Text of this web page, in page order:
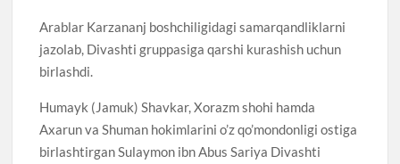
Arablar Karzananj boshchiligidagi samarqandliklarni
jazolab, Divashti gruppasiga qarshi kurashish uchun
birlashdi.
Humayk (Jamuk) Shavkar, Xorazm shohi hamda
Axarun va Shuman hokimlarini o’z qo’mondonligi ostiga
birlashtirgan Sulaymon ibn Abus Sariya Divashti